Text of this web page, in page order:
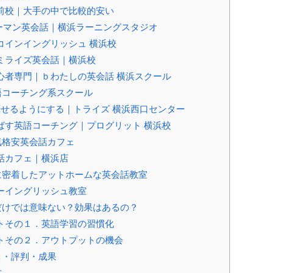
校｜大手の中で比較的安い
ン英会話｜横浜ラーニングスタジオ
ンイングリッシュ 横浜校
ライズ英会話｜横浜校
専門｜ｂわたしの英会話 横浜スクール
ーチング系スクール
るようにする｜トライズ 横浜西口センター
英語コーチング｜プログリット 横浜校
安英会話カフェ
カフェ｜横浜店
着したアットホームな英会話教室
イングリッシュ教室
では意味ない？効果はあるの？
その１．英語学習の習慣化
の２．アウトプットの機会
評判・成果